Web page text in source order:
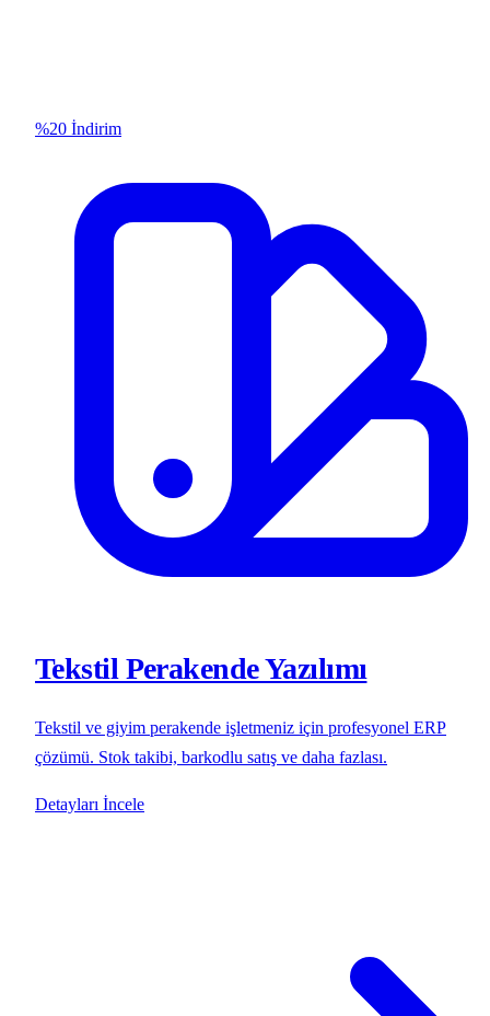
%20 İndirim
Tekstil Perakende Yazılımı
Tekstil ve giyim perakende işletmeniz için profesyonel ERP
çözümü. Stok takibi, barkodlu satış ve daha fazlası.
Detayları İncele